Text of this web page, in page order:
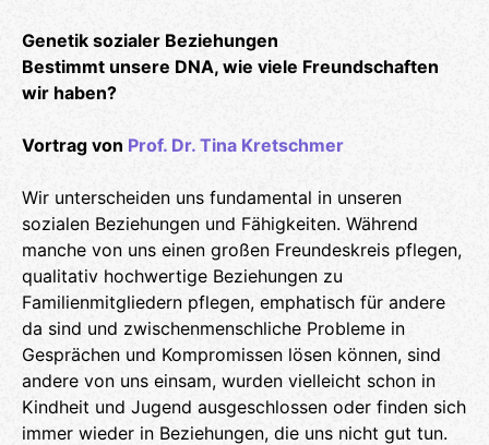
Genetik sozialer Beziehungen
Bestimmt unsere DNA, wie viele Freundschaften
wir haben?
Vortrag von Prof. Dr. Tina Kretschmer
Wir unterscheiden uns fundamental in unseren
sozialen Beziehungen und Fähigkeiten. Während
manche von uns einen großen Freundeskreis pflegen,
qualitativ hochwertige Beziehungen zu
Familienmitgliedern pflegen, emphatisch für andere
da sind und zwischenmenschliche Probleme in
Gesprächen und Kompromissen lösen können, sind
andere von uns einsam, wurden vielleicht schon in
Kindheit und Jugend ausgeschlossen oder finden sich
immer wieder in Beziehungen, die uns nicht gut tun.